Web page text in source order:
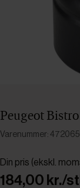
Peugeot
Varenummer:
Din pris (ekskl.
184,00 kr./